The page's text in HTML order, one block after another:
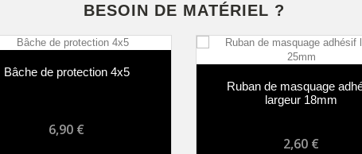
BESOIN DE MATÉRIEL ?
Bâche de protection 4x5
6,90 €
Ruban de masquage
largeur 18mm
2,60 €